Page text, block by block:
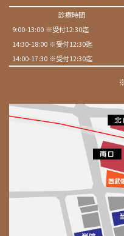
診療時間
9:00-13:00 ※受付12:30迄
14:30-18:00 ※受付12:30迄
14:00-17:30 ※受付12:30迄